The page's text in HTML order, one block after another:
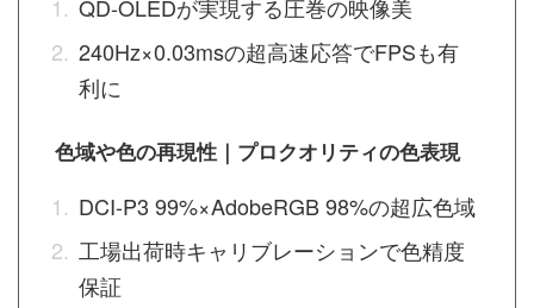
QD-OLEDが実現する圧巻の映像美
240Hz×0.03msの超高速応答でFPSも有
利に
色域や色の再現性｜プロクオリティの色表現
DCI-P3 99%×AdobeRGB 98%の超広色域
工場出荷時キャリブレーションで色精度
保証